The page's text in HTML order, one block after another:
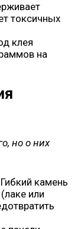
токсичных
клея
на
но о них
Гибкий камень
или